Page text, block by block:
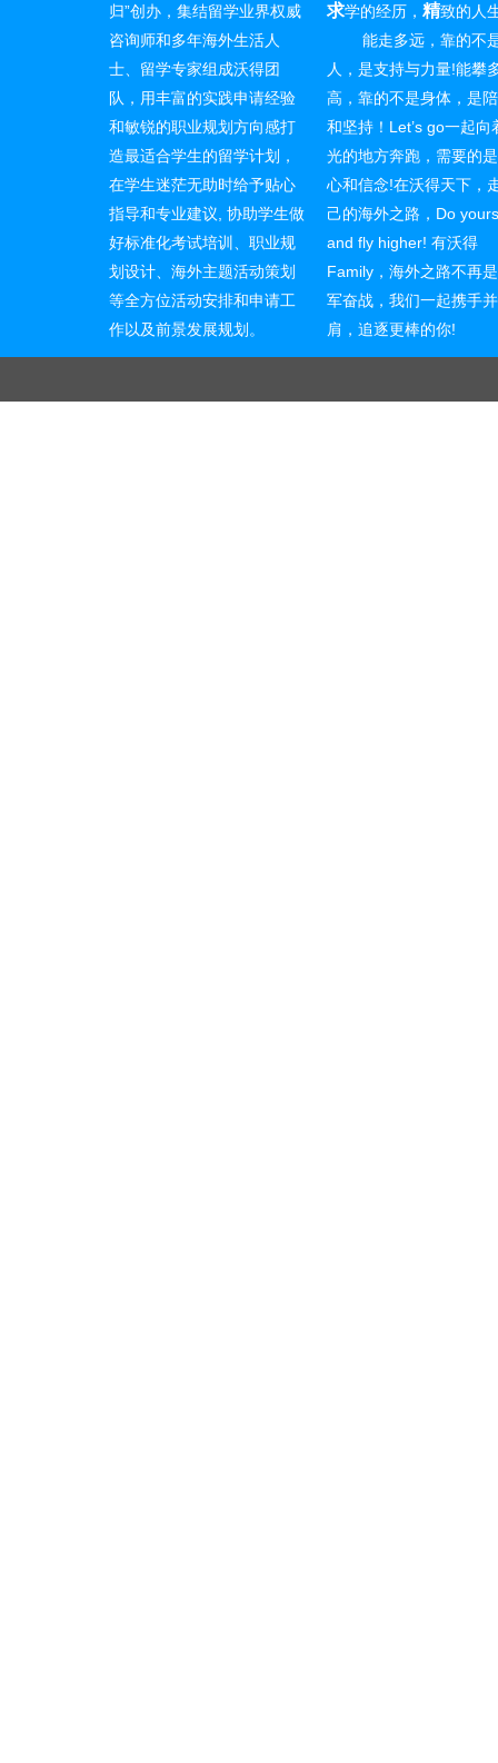
归”创办，集结留学业界权威
咨询师和多年海外生活人
士、留学专家组成沃得团
队，用丰富的实践申请经验
和敏锐的职业规划方向感打
造最适合学生的留学计划，
在学生迷茫无助时给予贴心
指导和专业建议, 协助学生做
好标准化考试培训、职业规
划设计、海外主题活动策划
等全方位活动安排和申请工
作以及前景发展规划。
求学的经历，精致的人
能走多远，靠的不
人，是支持与力量!能攀
高，靠的不是身体，是
和坚持！Let’s go一起向
光的地方奔跑，需要的
心和信念!在沃得天下，
己的海外之路，Do
and fly higher! 有沃得
Family，海外之路不再
军奋战，我们一起携手并
肩，追逐更棒的你!